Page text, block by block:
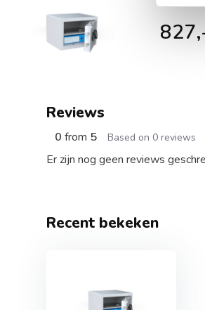
Reviews
0 from 5 Based on 0 reviews
Er zijn nog geen reviews
Recent bekeken